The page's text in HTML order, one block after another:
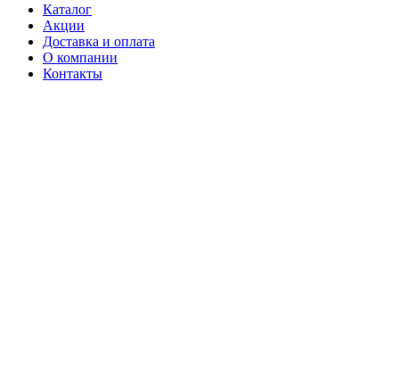
Каталог
Акции
Доставка и оплата
О компании
Контакты